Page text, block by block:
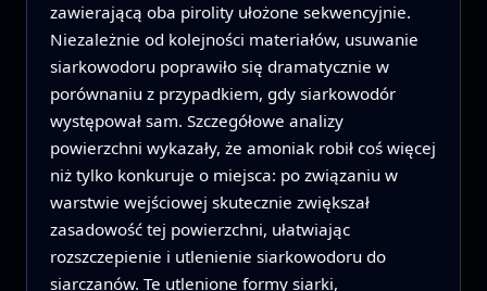
zawierającą oba pirolity ułożone sekwencyjnie.
Niezależnie od kolejności materiałów, usuwanie
siarkowodoru poprawiło się dramatycznie w
porównaniu z przypadkiem, gdy siarkowodór
występował sam. Szczegółowe analizy
powierzchni wykazały, że amoniak robił coś więcej
niż tylko konkuruje o miejsca: po związaniu w
warstwie wejściowej skutecznie zwiększał
zasadowość tej powierzchni, ułatwiając
rozszczepienie i utlenienie siarkowodoru do
siarczanów. Te utlenione formy siarki,